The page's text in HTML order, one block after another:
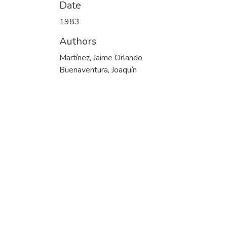
Date
1983
Authors
Martínez, Jaime Orlando
Buenaventura, Joaquín